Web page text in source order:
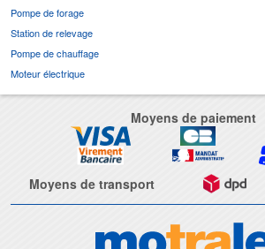
Pompe de forage
Station de relevage
Pompe de chauffage
Moteur électrique
Moyens de paiement
Moyens de transport